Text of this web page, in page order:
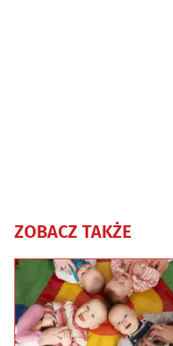
ZOBACZ TAKŻE